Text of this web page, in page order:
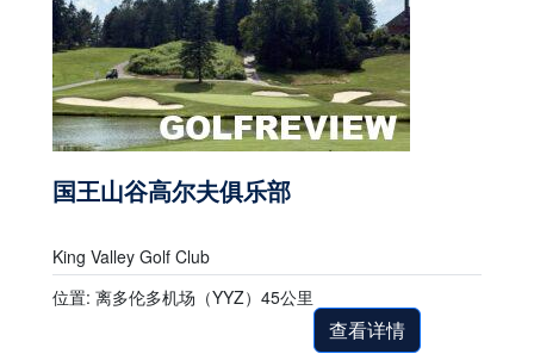
国王山谷高尔夫俱乐部
King Valley Golf Club
位置: 离多伦多机场（YYZ）45公里
查看详情